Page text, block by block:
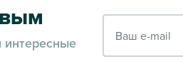
интересные